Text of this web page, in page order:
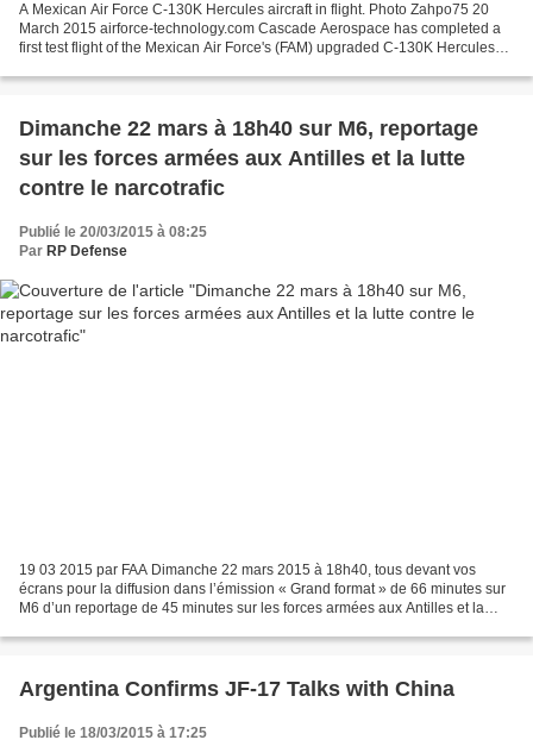
A Mexican Air Force C-130K Hercules aircraft in flight. Photo Zahpo75 20
March 2015 airforce-technology.com Cascade Aerospace has completed a
first test flight of the Mexican Air Force's (FAM) upgraded C-130K Hercules
Dimanche 22 mars à 18h40 sur M6, reportage
sur les forces armées aux Antilles et la lutte
contre le narcotrafic
Publié le 20/03/2015 à 08:25
Par RP Defense
19 03 2015 par FAA Dimanche 22 mars 2015 à 18h40, tous devant vos
écrans pour la diffusion dans l’émission « Grand format » de 66 minutes sur
M6 d’un reportage de 45 minutes sur les forces armées aux Antilles et la
Argentina Confirms JF-17 Talks with China
Publié le 18/03/2015 à 17:25